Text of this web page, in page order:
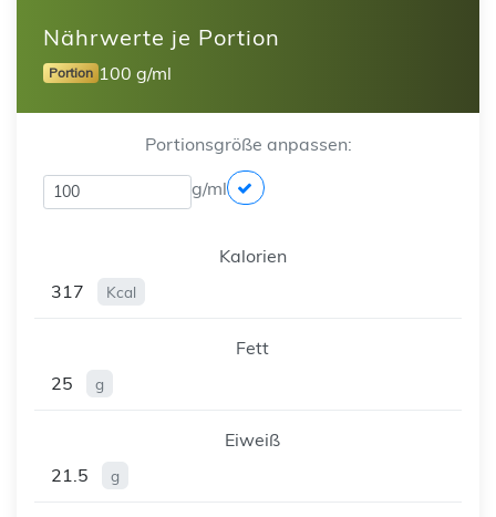
Nährwerte je Portion
Portion 100 g/ml
Portionsgröße anpassen:
g/ml
Kalorien
317
Kcal
Fett
25
g
Eiweiß
21.5
g